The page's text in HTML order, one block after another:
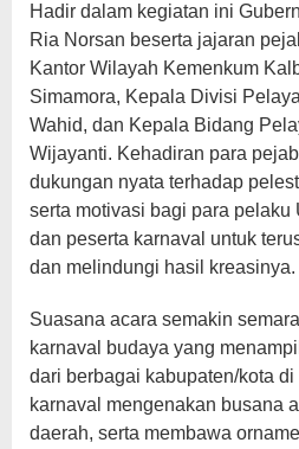
Hadir dalam kegiatan ini
Ria Norsan beserta jajaran
Kantor Wilayah Kemenkum
Simamora, Kepala Divisi
Wahid, dan Kepala Bidang
Wijayanti. Kehadiran para
dukungan nyata terhadap
serta motivasi bagi para pelaku
dan peserta karnaval untuk
dan melindungi hasil kreasinya.
Suasana acara semakin
karnaval budaya yang
dari berbagai kabupaten/kota di
karnaval mengenakan busana
daerah, serta membawa